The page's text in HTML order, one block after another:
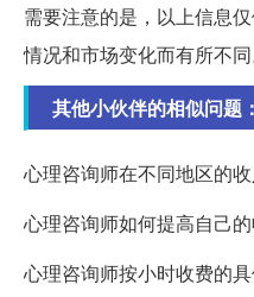
需要注意的是，以上信息
情况和市场变化而有所不同
其他小伙伴的相似问题：
心理咨询师在不同地区的
心理咨询师如何提高自己
心理咨询师按小时收费的